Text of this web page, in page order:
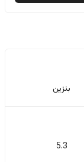
بنزين
5.3